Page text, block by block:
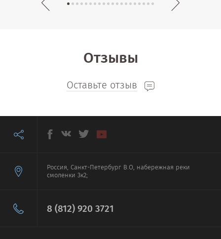
Отзывы
Оставьте отзыв
Россия, Санкт-Петербург В.О, набережная реки
смоленки 3к2;
8 (812) 920 3721